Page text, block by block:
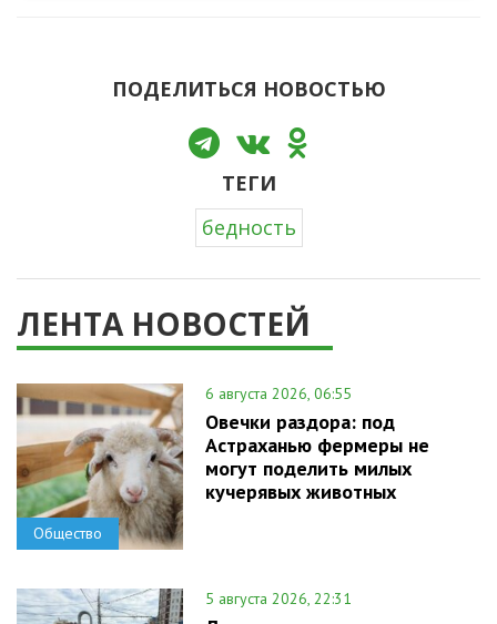
ПОДЕЛИТЬСЯ НОВОСТЬЮ
ТЕГИ
бедность
ЛЕНТА НОВОСТЕЙ
Общество
6 августа 2026, 06:55
Овечки раздора: под
Астраханью фермеры не
могут поделить милых
кучерявых животных
5 августа 2026, 22:31